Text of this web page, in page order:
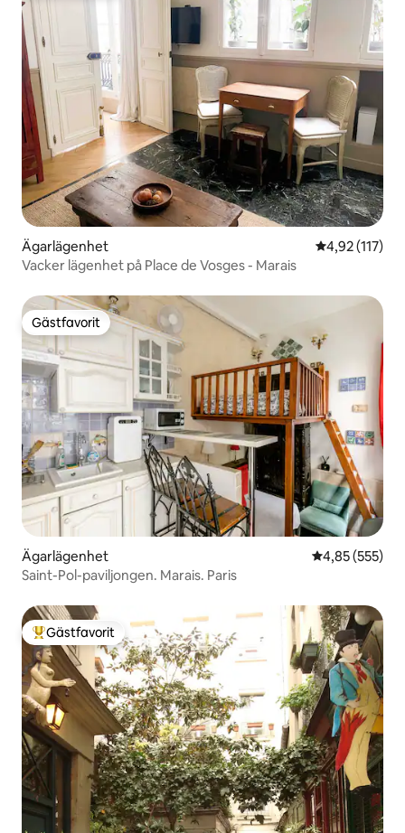
Ägarlägenhet 4,92 av 5 i
4,92 (117)
Vacker lägenhet på Place de Vosges - Marais
Gästfavorit
Gästfavorit
Ägarlägenhet 4,85 av 5 i
4,85 (555)
Saint-Pol-paviljongen. Marais. Paris
Populär gästfavorit
Gästfavorit